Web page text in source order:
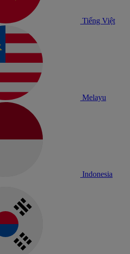
Tiếng Việt
Melayu
Indonesia